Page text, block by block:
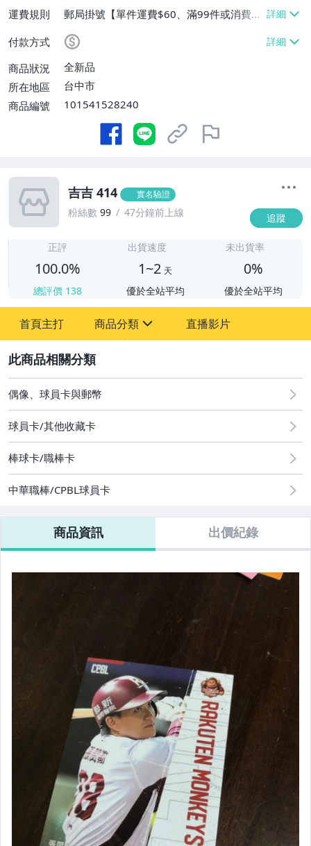
運費規則
郵局掛號【單件運費$60、滿99件或消費滿
$9999免運費】
付款方式
商品狀況
全新品
所在地區
台中市
商品編號
101541528240
吉吉 414 實名驗證
粉絲數 99 47分鐘前上線 追蹤
正評
100.0%
總評價 138
出貨速度
1~2 天
優於全站平均
未出貨率
0%
優於全站平均
首頁主打 商品分類
偶像、球員卡與郵幣
直播影片
偶像、球員卡與郵幣
球員卡/其他收藏卡
棒球卡/職棒卡
中華職棒/CPBL球員卡
商品資訊 出價紀錄